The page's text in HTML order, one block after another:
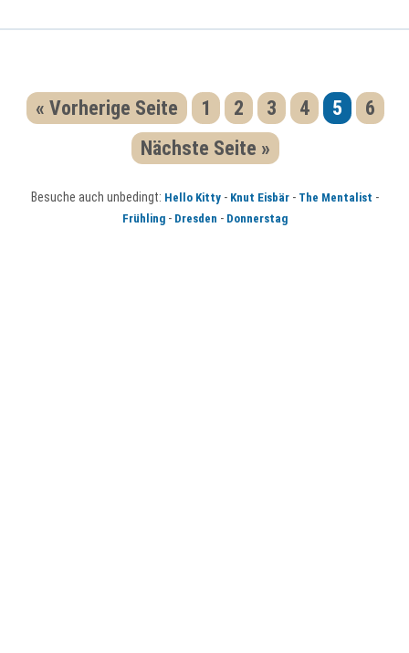
« Vorherige Seite 1 2 3 4 5
6
Nächste Seite »
Besuche auch unbedingt: Hello Kitty- Knut Eisbär- The Mentalist -
Frühling- Dresden - Donnerstag